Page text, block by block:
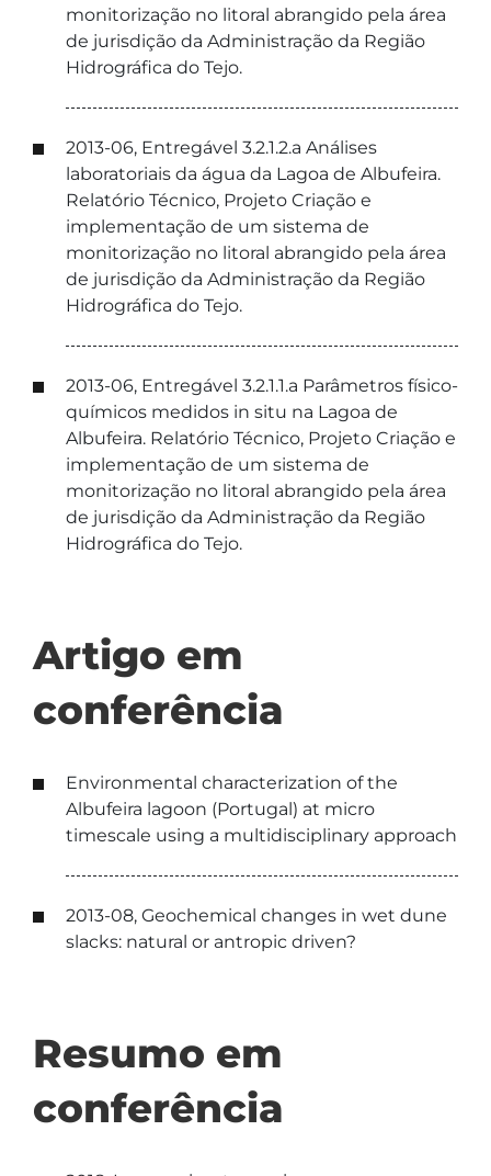
monitorização no litoral abrangido pela área
de jurisdição da Administração da Região
Hidrográfica do Tejo.
2013-06, Entregável 3.2.1.2.a Análises
laboratoriais da água da Lagoa de Albufeira.
Relatório Técnico, Projeto Criação e
implementação de um sistema de
monitorização no litoral abrangido pela área
de jurisdição da Administração da Região
Hidrográfica do Tejo.
2013-06, Entregável 3.2.1.1.a Parâmetros físico-
químicos medidos in situ na Lagoa de
Albufeira. Relatório Técnico, Projeto Criação e
implementação de um sistema de
monitorização no litoral abrangido pela área
de jurisdição da Administração da Região
Hidrográfica do Tejo.
Artigo em
conferência
Environmental characterization of the
Albufeira lagoon (Portugal) at micro
timescale using a multidisciplinary approach
2013-08, Geochemical changes in wet dune
slacks: natural or antropic driven?
Resumo em
conferência